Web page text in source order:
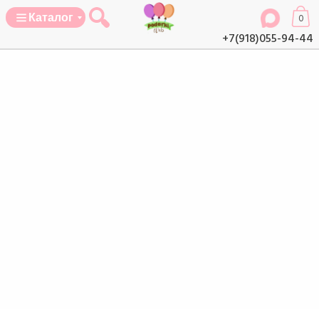
+7(918)055-94-44
0
Каталог